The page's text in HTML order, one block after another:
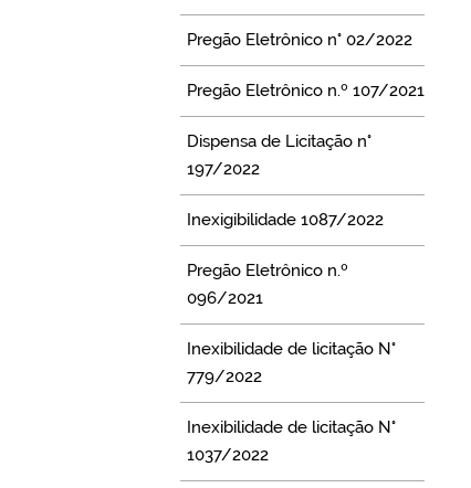
Pregão Eletrônico n° 02/2022
Pregão Eletrônico n.º 107/2021
Dispensa de Licitação n°
197/2022
Inexigibilidade 1087/2022
Pregão Eletrônico n.º
096/2021
Inexibilidade de licitação N°
779/2022
Inexibilidade de licitação N°
1037/2022